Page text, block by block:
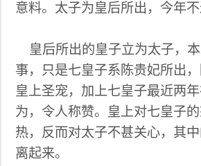
意料。太子为皇后所出，今年不
皇后所出的皇子立为太子，
事，只是七皇子系陈贵妃所出
皇上圣宠，加上七皇子最近两
为，令人称赞。皇上对七皇子
热，反而对太子不甚关心，其
离起来。